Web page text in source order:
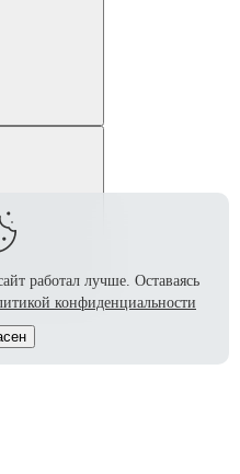
работал лучше. Оставаясь
конфиденциальности